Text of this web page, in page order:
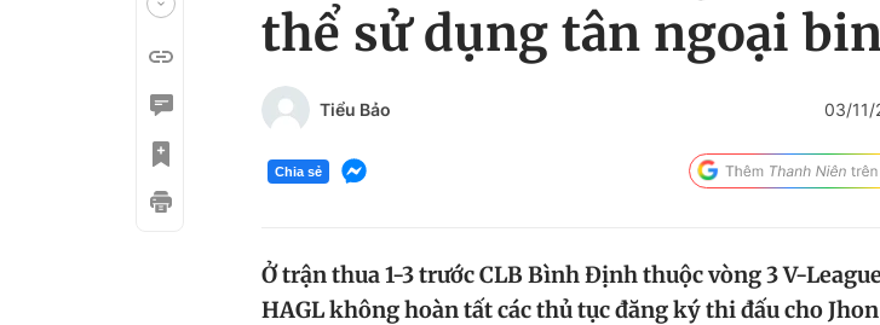
thể sử dụng tân ngoại
Tiểu Bảo 03/11/
Chia sẻ
Ở trận thua 1-3 trước CLB Bình Định thuộc vòng 3 V-
HAGL không hoàn tất các thủ tục đăng ký thi đấu cho